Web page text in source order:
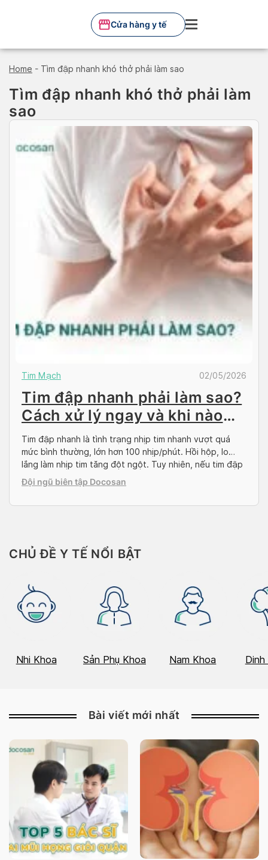
Cửa hàng y tế
Home - Tìm đập nhanh khó thở phải làm sao
Tìm đập nhanh khó thở phải làm
sao
Tim Mạch 02/05/2026
Tim đập nhanh phải làm sao?
Cách xử lý ngay và khi nào
cần gặp bác sĩ
Tim đập nhanh là tình trạng nhịp tim nhanh vượt quá
mức bình thường, lớn hơn 100 nhịp/phút. Hồi hộp, lo
lắng làm nhịp tim tăng đột ngột. Tuy nhiên, nếu tim đập
nhanh kéo dài trong nhiều giờ thì đó có thể là dấu hiệu
của bệnh lý tim mạch, gây ảnh hưởng đến […]
Đội ngũ biên tập Docosan
CHỦ ĐỀ Y TẾ NỔI BẬT
Nhi Khoa Sản Phụ Khoa Nam Khoa Dinh
Bài viết mới nhất